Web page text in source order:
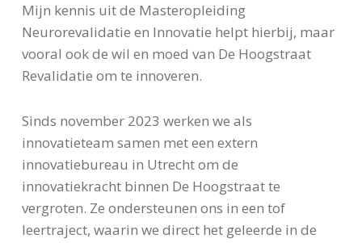
Mijn kennis uit de Masteropleiding
Neurorevalidatie en Innovatie helpt hierbij, maar
vooral ook de wil en moed van De Hoogstraat
Revalidatie om te innoveren.
Sinds november 2023 werken we als
innovatieteam samen met een extern
innovatiebureau in Utrecht om de
innovatiekracht binnen De Hoogstraat te
vergroten. Ze ondersteunen ons in een tof
leertraject, waarin we direct het geleerde in de